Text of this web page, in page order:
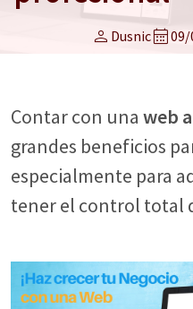
person Dusniccalendar_month09/
Contar con una web
grandes beneficios
especialmente para
tener el control total